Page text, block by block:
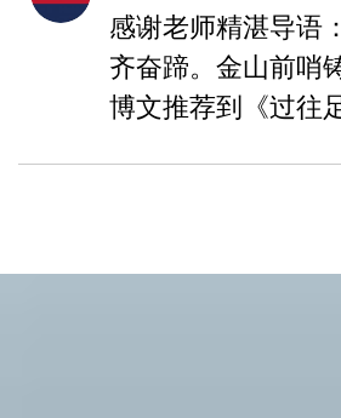
感谢老师精湛导语
齐奋蹄。金山前哨
博文推荐到《过往